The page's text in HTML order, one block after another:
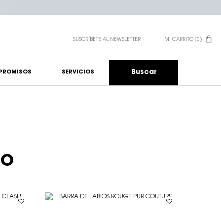
SUSCRÍBETE AL NEWSLETTER MI CARRITO 0
0 PRODUCTO EN EL
SERVICIOS Buscar